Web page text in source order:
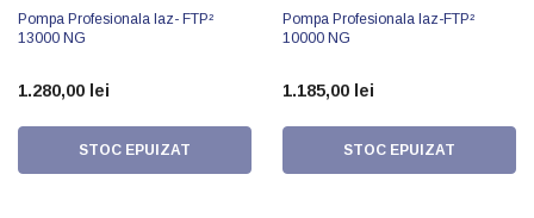
Pompa Profesionala Iaz- FTP²
13000 NG
1.280,00 lei
STOC EPUIZAT
Pompa Profesionala Iaz-FTP²
10000 NG
1.185,00 lei
STOC EPUIZAT